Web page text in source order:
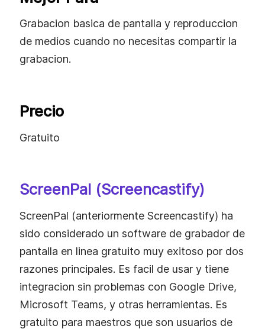
Grabacion basica de pantalla y reproduccion
de medios cuando no necesitas compartir la
grabacion.
Precio
Gratuito
ScreenPal (Screencastify)
ScreenPal (anteriormente Screencastify) ha
sido considerado un software de grabador de
pantalla en linea gratuito muy exitoso por dos
razones principales. Es facil de usar y tiene
integracion sin problemas con Google Drive,
Microsoft Teams, y otras herramientas. Es
gratuito para maestros que son usuarios de